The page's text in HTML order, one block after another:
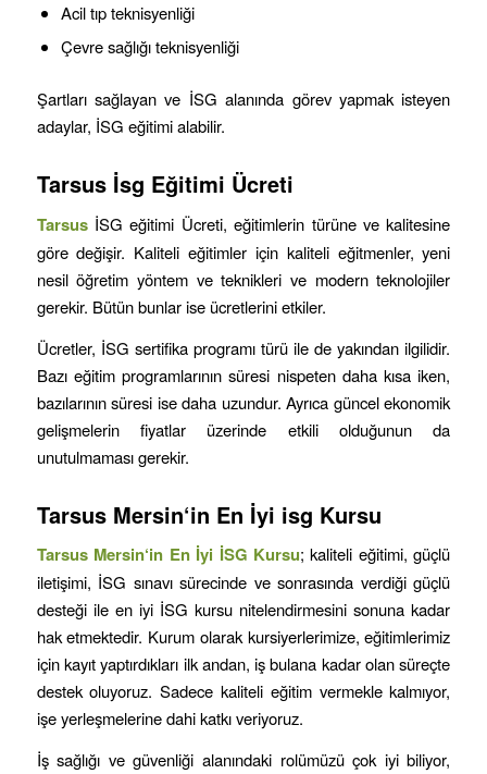
Acil tıp teknisyenliği
Çevre sağlığı teknisyenliği
Şartları sağlayan ve İSG alanında görev yapmak isteyen
adaylar, İSG eğitimi alabilir.
Tarsus İsg Eğitimi Ücreti
Tarsus İSG eğitimi Ücreti, eğitimlerin türüne ve kalitesine
göre değişir. Kaliteli eğitimler için kaliteli eğitmenler, yeni
nesil öğretim yöntem ve teknikleri ve modern teknolojiler
gerekir. Bütün bunlar ise ücretlerini etkiler.
Ücretler, İSG sertifika programı türü ile de yakından ilgilidir.
Bazı eğitim programlarının süresi nispeten daha kısa iken,
bazılarının süresi ise daha uzundur. Ayrıca güncel ekonomik
gelişmelerin fiyatlar üzerinde etkili olduğunun da
unutulmaması gerekir.
Tarsus Mersin‘in En İyi isg Kursu
Tarsus Mersin‘in En İyi İSG Kursu; kaliteli eğitimi, güçlü
iletişimi, İSG sınavı sürecinde ve sonrasında verdiği güçlü
desteği ile en iyi İSG kursu nitelendirmesini sonuna kadar
hak etmektedir. Kurum olarak kursiyerlerimize, eğitimlerimiz
için kayıt yaptırdıkları ilk andan, iş bulana kadar olan süreçte
destek oluyoruz. Sadece kaliteli eğitim vermekle kalmıyor,
işe yerleşmelerine dahi katkı veriyoruz.
İş sağlığı ve güvenliği alanındaki rolümüzü çok iyi biliyor,